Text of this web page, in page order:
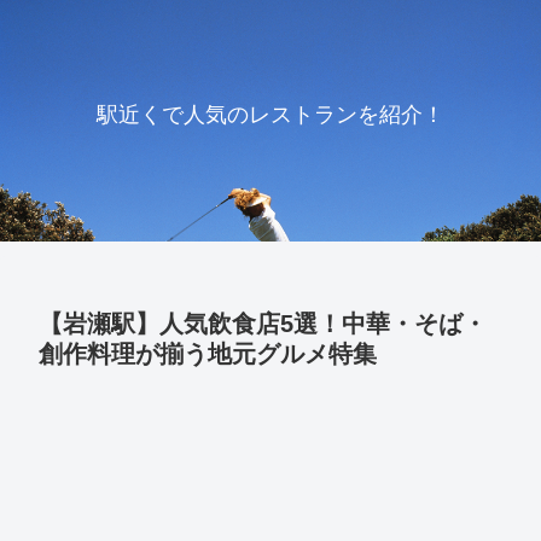
駅近くで人気のレストランを紹介！
【岩瀬駅】人気飲食店5選！中華・そば・
創作料理が揃う地元グルメ特集